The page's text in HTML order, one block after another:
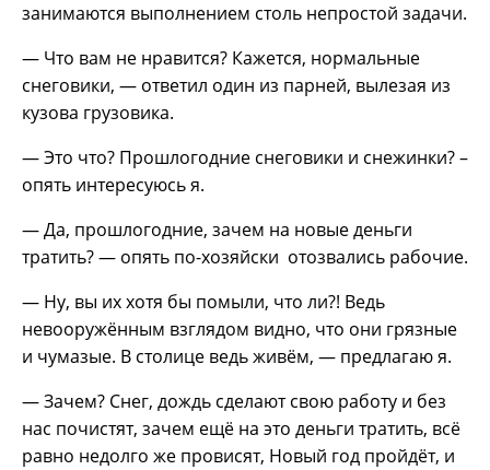
занимаются выполнением столь непростой задачи.
— Что вам не нравится? Кажется, нормальные
снеговики, — ответил один из парней, вылезая из
кузова грузовика.
— Это что? Прошлогодние снеговики и снежинки? –
опять интересуюсь я.
— Да, прошлогодние, зачем на новые деньги
тратить? — опять по-хозяйски отозвались рабочие.
— Ну, вы их хотя бы помыли, что ли?! Ведь
невооружённым взглядом видно, что они грязные
и чумазые. В столице ведь живём, — предлагаю я.
— Зачем? Снег, дождь сделают свою работу и без
нас почистят, зачем ещё на это деньги тратить, всё
равно недолго же провисят, Новый год пройдёт, и